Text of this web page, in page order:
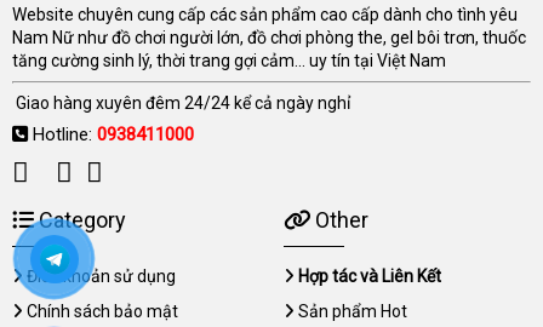
Website chuyên cung cấp các sản phẩm cao cấp dành cho tình yêu
Nam Nữ như đồ chơi người lớn, đồ chơi phòng the, gel bôi trơn, thuốc
tăng cường sinh lý, thời trang gợi cảm... uy tín tại Việt Nam
Giao hàng xuyên đêm 24/24 kể cả ngày nghỉ
Hotline: 0938411000
Category
Điều khoản sử dụng
Chính sách bảo mật
Other
Hợp tác và Liên Kết
Sản phẩm Hot